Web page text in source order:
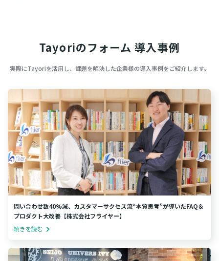
Tayoriのフォーム 導入事例
実際にTayoriを活用し、課題を解決した企業様の導入事例をご紹介します。
問い合わせ数40%減、カスタマーサクセス流“本質思考”が導いたFAQ＆
プロダクト大改善【株式会社フライヤー】
続きを読む